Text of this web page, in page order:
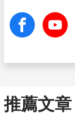
facebook Youtube
推薦文章